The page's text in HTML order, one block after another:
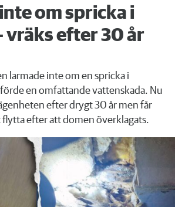
om spricka i
vräks efter 30 år
larmade inte om en spricka i
en omfattande vattenskada. Nu
efter drygt 30 år men får
flytta efter att domen överklagats.